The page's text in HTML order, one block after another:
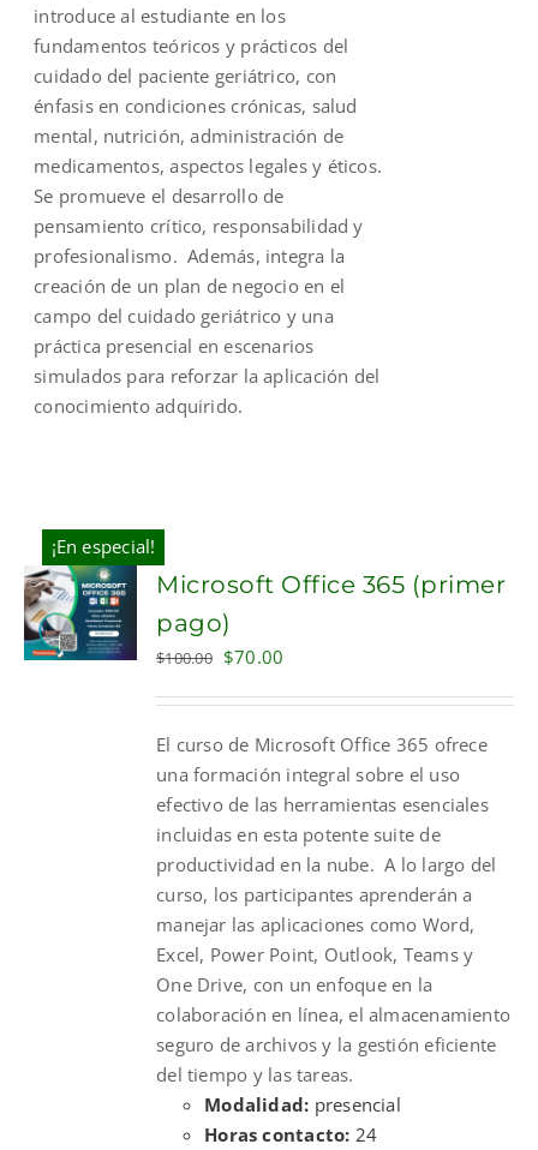
introduce al estudiante en los
fundamentos teóricos y prácticos del
cuidado del paciente geriátrico, con
énfasis en condiciones crónicas, salud
mental, nutrición, administración de
medicamentos, aspectos legales y éticos.
Se promueve el desarrollo de
pensamiento crítico, responsabilidad y
profesionalismo. Además, integra la
creación de un plan de negocio en el
campo del cuidado geriátrico y una
práctica presencial en escenarios
simulados para reforzar la aplicación del
conocimiento adquirido.
¡En especial!
BUY
Microsoft Office 365 (primer
pago)
$100.00 Original
$100.00.
$70.00
$70.00.
El curso de Microsoft Office 365 ofrece
una formación integral sobre el uso
efectivo de las herramientas esenciales
incluidas en esta potente suite de
productividad en la nube. A lo largo del
curso, los participantes aprenderán a
manejar las aplicaciones como Word,
Excel, Power Point, Outlook, Teams y
One Drive, con un enfoque en la
colaboración en línea, el almacenamiento
seguro de archivos y la gestión eficiente
del tiempo y las tareas.
Modalidad: presencial
Horas contacto: 24